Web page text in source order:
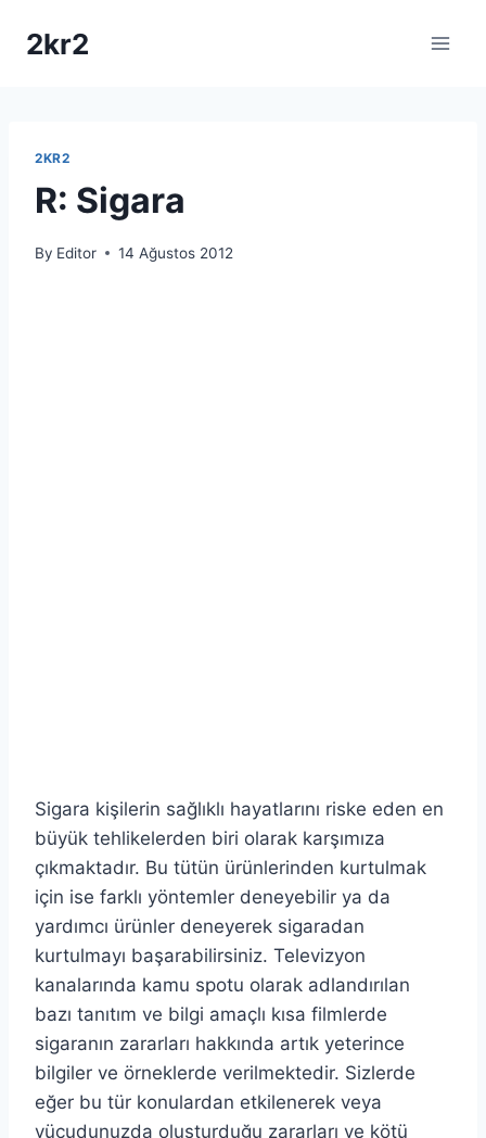
2kr2
2KR2
R: Sigara
By Editor 14 Ağustos 2012
Sigara kişilerin sağlıklı hayatlarını riske eden en
büyük tehlikelerden biri olarak karşımıza
çıkmaktadır. Bu tütün ürünlerinden kurtulmak
için ise farklı yöntemler deneyebilir ya da
yardımcı ürünler deneyerek sigaradan
kurtulmayı başarabilirsiniz. Televizyon
kanalarında kamu spotu olarak adlandırılan
bazı tanıtım ve bilgi amaçlı kısa filmlerde
sigaranın zararları hakkında artık yeterince
bilgiler ve örneklerde verilmektedir. Sizlerde
eğer bu tür konulardan etkilenerek veya
vücudunuzda oluşturduğu zararları ve kötü